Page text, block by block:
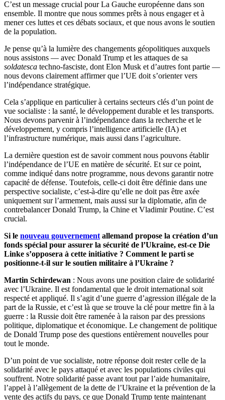
C’est un message crucial pour La Gauche européenne dans son
ensemble. Il montre que nous sommes prêts à nous engager et à
mener ces luttes et ces débats sociaux, et que nous avons le soutien
de la population.
Je pense qu’à la lumière des changements géopolitiques auxquels
nous assistons — avec Donald Trump et les attaques de sa
soldatesca techno-fasciste, dont Elon Musk et d’autres font partie —
nous devons clairement affirmer que l’UE doit s’orienter vers
l’indépendance stratégique.
Cela s’applique en particulier à certains secteurs clés d’un point de
vue socialiste : la santé, le développement durable et les transports.
Nous devons parvenir à l’indépendance dans la recherche et le
développement, y compris l’intelligence artificielle (IA) et
l’infrastructure numérique, mais aussi dans l’agriculture.
La dernière question est de savoir comment nous pouvons établir
l’indépendance de l’UE en matière de sécurité. Et sur ce point,
comme indiqué dans notre programme, nous devons garantir notre
capacité de défense. Toutefois, celle-ci doit être définie dans une
perspective socialiste, c’est-à-dire qu’elle ne doit pas être axée
uniquement sur l’armement, mais aussi sur la diplomatie, afin de
contrebalancer Donald Trump, la Chine et Vladimir Poutine. C’est
crucial.
Si le nouveau gouvernement allemand propose la création d’un
fonds spécial pour assurer la sécurité de l’Ukraine, est-ce Die
Linke s’opposera à cette initiative ? Comment le parti se
positionne-t-il sur le soutien militaire à l’Ukraine ?
Martin Schirdewan : Nous avons une position claire de solidarité
avec l’Ukraine. Il est fondamental que le droit international soit
respecté et appliqué. Il s’agit d’une guerre d’agression illégale de la
part de la Russie, et c’est là que se trouve la clé pour mettre fin à la
guerre : la Russie doit être ramenée à la raison par des pressions
politique, diplomatique et économique. Le changement de politique
de Donald Trump pose des questions entièrement nouvelles pour
tout le monde.
D’un point de vue socialiste, notre réponse doit rester celle de la
solidarité avec le pays attaqué et avec les populations civiles qui
souffrent. Notre solidarité passe avant tout par l’aide humanitaire,
l’appel à l’allègement de la dette de l’Ukraine et la prévention de la
vente des actifs du pays, ce que Donald Trump tente maintenant